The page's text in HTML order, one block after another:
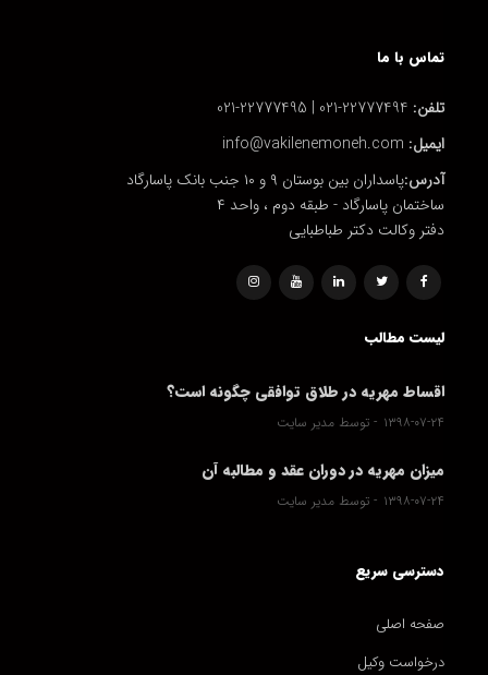
تماس با ما
تلفن:
ایمیل:
آدرس:پاسداران بین بوستان ۹ و ۱۰ جنب بانک پاسارگاد
ساختمان پاسارگاد - طبقه دوم ، واحد ۴
دفتر وکالت دکتر طباطبایی
لیست مطالب
اقساط مهریه در طلاق توافقی چگونه است؟
۱۳۹۸-۰۷-۲۴ توسط مدیر سایت
میزان مهریه در دوران عقد و مطالبه آن
۱۳۹۸-۰۷-۲۴ توسط مدیر سایت
دسترسی سریع
صفحه اصلی
درخواست وکیل